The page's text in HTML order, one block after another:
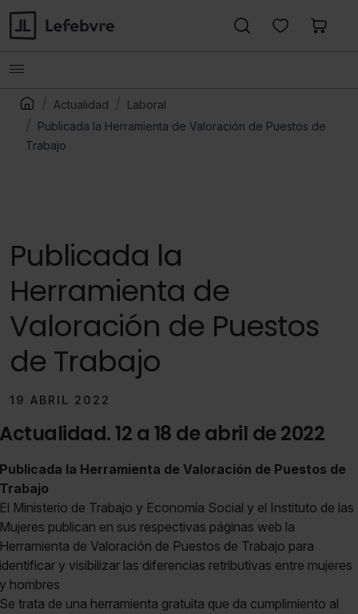
Actualidad
Laboral
Publicada la Herramienta de Valoración de Puestos de
Trabajo
Publicada la
Herramienta de
Valoración de Puestos
de Trabajo
19 ABRIL 2022
Actualidad. 12 a 18 de abril de 2022
Publicada la Herramienta de Valoración de Puestos de
Trabajo
El Ministerio de Trabajo y Economía Social y el Instituto de las
Mujeres publican en sus respectivas páginas web la
Herramienta de Valoración de Puestos de Trabajo para
identificar y visibilizar las diferencias retributivas entre mujeres
y hombres
Se trata de una herramienta gratuita que da cumplimiento al